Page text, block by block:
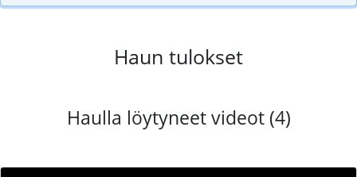
Haun tulokset
Haulla löytyneet videot (4)